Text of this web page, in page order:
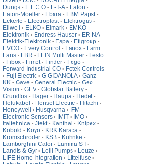
Dungs • E L C O • E-T-A • Eaton •
Eaton-Moeller • Ebara • EBM Papst •
Eckerle • Electroplast • Elektrogas •
Eliwell • ELKO • Elmark • EMKO
Elektronik • Endress Hauser • ER-NA
Elektrik-Elektronik • Espa • Etigroup •
EVCO • Every Control • Fanox • Farm
Fans • FBR • FEIN Multi Master • Festo
• Fibox • Fimet • Finder • Fogo •
Forward Industrial CO • Fotek Controls
• Fuji Electric • G GIOANOLA • Ganz
KK • Gave • General Electric • Geo
Vision • GEV • Globstar Battery •
Grundfos • Hager • Haupa • Hedef •
Helukabel • Hensel Electric • Hitachi •
Honeywell • Husqvarna •
IFM
Electronic Sensors • IMIT • IMO •
Italtehnica • Jtekt • Kanthal • Knipex •
Kobold • Koyo • KRK Karaca •
Kromschroder • KSB • Kuhnke •
Lamborghini Calor • Lamina S I •
Landis & Gyr • Lelli Pumps • Leuze •
LIFE Home Integration • Littelfuse •